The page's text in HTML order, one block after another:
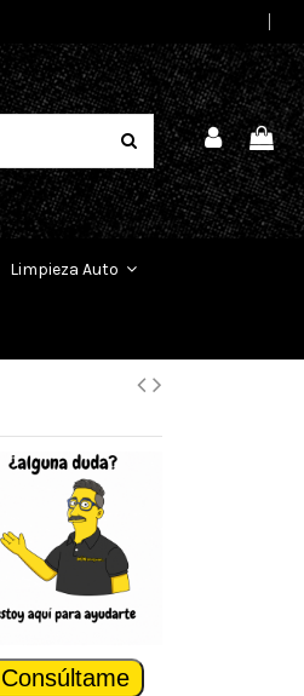
Limpieza Auto
Consúltame